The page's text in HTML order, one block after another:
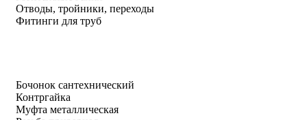
Отводы, тройники, переходы
Фитинги для труб
Бочонок сантехнический
Контргайка
Муфта металлическая